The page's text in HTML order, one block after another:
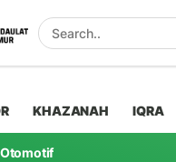
KHAZANAH IQRA
Otomotif